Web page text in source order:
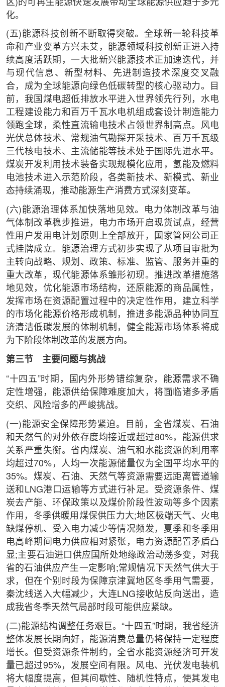
区)的可再生能源快速发展带动全球能源供应趋于多元
化。
(五)能源科技创新不断取得突破。全球新一轮科技革
命和产业变革方兴未艾，能源领域科技创新正进入持
续高度活跃期，一大批新兴能源技术正加速迭代，并
与现代信息、新型材料、先进制造技术深度交叉融
合，成为全球能源向绿色低碳转型的核心驱动力。目
前，我国煤电超低排放水平进入世界领先行列，水电
工程建设能力和百万千瓦水电机组成套设计制造能力
领跑全球，柔性直流输电技术占领世界制高点。风电
光伏总体技术、常规油气勘探开采技术、百万千瓦级
三代核电技术、主流储能等技术处于国际先进水平。
煤炭开发利用技术装备实现规模化应用，氢能及燃料
电池技术进入示范阶段，各类新技术、新模式、新业
态持续涌现，推动能源生产消费方式深刻变革。
(六)能源治理体系加快落地见效。电力体制改革与油
气体制改革稳步推进，电力市场开启现货试点，经营
性用户发用电计划原则上全部放开，国家管网公司正
式挂牌成立。能源治理方式初步实现了从项目审批为
主转向战略、规划、政策、标准、监管、服务并重的
重大改革，现代能源体系雏形初现。推进改革措施落
地见效，优化能源市场结构，还原能源的商品属性，
发挥市场在资源配置过程中的决定性作用，建立科学
的市场化能源价格形成机制，推进多能源品种协同互
济清洁低碳发展的体制机制，健全能源市场体系将成
为下阶段体制改革的发展方向。
第三节 主要问题与挑战
“十四五”时期，国内外形势错综复杂，能源需求不确
定性增强，能源供给保障难度加大，将面临诸多矛盾
交织、风险增多的严峻挑战。
(一)能源安全保障形势紧迫。目前，全省煤炭、石油
和天然气的对外依存度均接近或超过80%，能源供求
关系严重失衡。省内煤炭、油气和水能资源的利用率
均超过70%，人均一次能源储量仅为全国平均水平的
35%。煤炭、石油、天然气等资源需要远距离管道输
送和LNG港口运输等方式进行补足。受资源条件、煤
炭去产能、环保政策以及煤价阶段性波动等多个因素
作用，冬季供暖用煤保供压力大;地区极端天气、火电
缺煤停机、受入电力减少等情况频发，夏季和冬季用
电高峰期间电力供应相对紧张，电力资源配置矛盾凸
显;主要石油进口供应国所处地缘政治动荡多变，对我
省的石油供应产生一定影响;常规情况下天然气供大于
求，但在个别时段为保障京津冀地区冬季用气需要，
秦沈线送入大幅减少，大连LNG接收站反向送出，造
成我省冬季天然气局部时段可能供应紧缺。
(二)能源结构调整任务艰巨。“十四五”时期，我省经济
整体发展长期向好，能源消费总量仍将保持一定程度
增长。但受资源条件制约，全省水能资源经济可开发
量已超过95%，发展空间有限。风电、光伏发电装机
将大幅度提高，但其间歇性、随机性特点，使其发电